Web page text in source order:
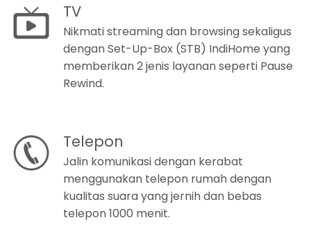
TV
Nikmati streaming dan browsing sekaligus
dengan Set-Up-Box (STB) IndiHome yang
memberikan 2 jenis layanan seperti Pause
Rewind.
Telepon
Jalin komunikasi dengan kerabat
menggunakan telepon rumah dengan
kualitas suara yang jernih dan bebas
telepon 1000 menit.